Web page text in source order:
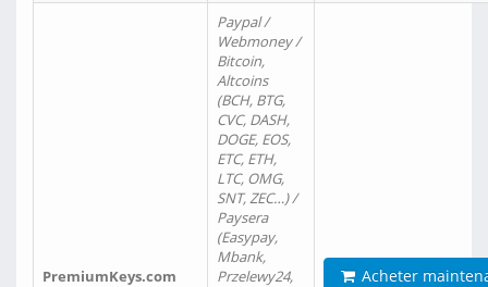
PremiumKeys.com
Paypal /
Webmoney /
Bitcoin,
Altcoins
(BCH, BTG,
CVC, DASH,
DOGE, EOS,
ETC, ETH,
LTC, OMG,
SNT, ZEC…) /
Paysera
(Easypay,
Mbank,
Przelewy24,
Acheter